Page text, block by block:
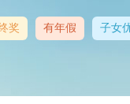
奖 有年假 子女